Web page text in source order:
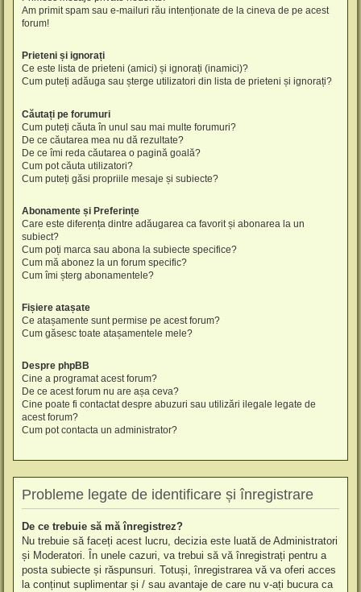
Am primit spam sau e-mailuri rău intenționate de la cineva de pe acest
forum!
Prieteni și ignorați
Ce este lista de prieteni (amici) și ignorați (inamici)?
Cum puteți adăuga sau șterge utilizatori din lista de prieteni și ignorați?
Căutați pe forumuri
Cum puteți căuta în unul sau mai multe forumuri?
De ce căutarea mea nu dă rezultate?
De ce îmi reda căutarea o pagină goală?
Cum pot căuta utilizatori?
Cum puteți găsi propriile mesaje și subiecte?
Abonamente și Preferințe
Care este diferența dintre adăugarea ca favorit și abonarea la un
subiect?
Cum poți marca sau abona la subiecte specifice?
Cum mă abonez la un forum specific?
Cum îmi șterg abonamentele?
Fișiere atașate
Ce atașamente sunt permise pe acest forum?
Cum găsesc toate atașamentele mele?
Despre phpBB
Cine a programat acest forum?
De ce acest forum nu are așa ceva?
Cine poate fi contactat despre abuzuri sau utilizări ilegale legate de
acest forum?
Cum pot contacta un administrator?
Probleme legate de identificare și înregistrare
De ce trebuie să mă înregistrez?
Nu trebuie să faceți acest lucru, decizia este luată de Administratori
și Moderatori. În unele cazuri, va trebui să vă înregistrați pentru a
posta subiecte și răspunsuri. Totuși, înregistrarea vă va oferi acces
la conținut suplimentar și / sau avantaje de care nu v-ați bucura ca